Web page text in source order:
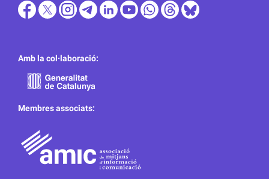
Amb la col·laboració:
Membres associats: